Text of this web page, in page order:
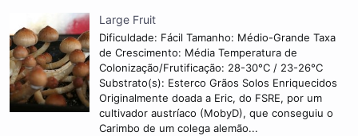
Large Fruit
Dificuldade: Fácil Tamanho: Médio-Grande Taxa
de Crescimento: Média Temperatura de
Colonização/Frutificação: 28-30°C / 23-26°C
Substrato(s): Esterco Grãos Solos Enriquecidos
Originalmente doada a Eric, do FSRE, por um
cultivador austríaco (MobyD), que conseguiu o
Carimbo de um colega alemão...